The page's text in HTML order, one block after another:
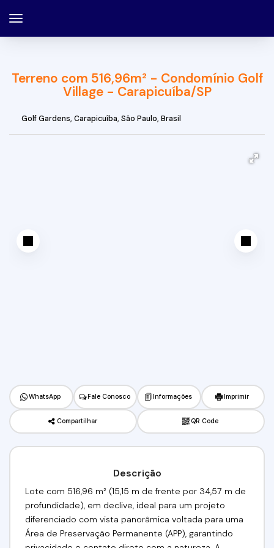
Terreno com 516,96m² - Condomínio Golf
Village - Carapicuíba/SP
Golf Gardens, Carapicuíba, São Paulo, Brasil
WhatsApp Fale Conosco Informações Imprimir
Compartilhar QR Code
Descrição
Lote com 516,96 m² (15,15 m de frente por 34,57 m de
profundidade), em declive, ideal para um projeto
diferenciado com vista panorâmica voltada para uma
Área de Preservação Permanente (APP), garantindo